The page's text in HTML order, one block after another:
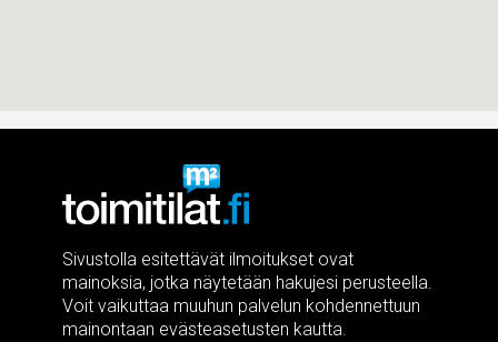
Sivustolla esitettävät ilmoitukset ovat
mainoksia, jotka näytetään hakujesi perusteella.
Voit vaikuttaa muuhun palvelun kohdennettuun
mainontaan evästeasetusten kautta.